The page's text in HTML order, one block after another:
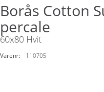
Borås Cotton
percale
60x80 Hvit
Varenr: 110705